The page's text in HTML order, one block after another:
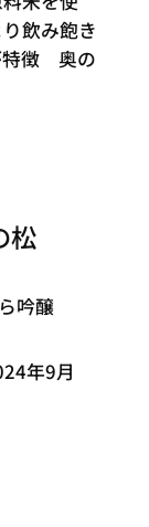
飲み飽き
特徴 奥の
松
吟醸
年9月